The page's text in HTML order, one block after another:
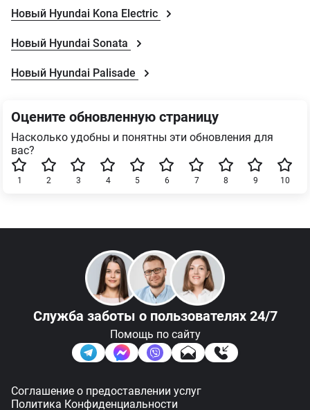
Новый Hyundai Kona Electric
Новый Hyundai Sonata
Новый Hyundai Palisade
Оцените обновленную страницу
Насколько удобны и понятны эти обновления для
вас?
10
9
8
7
6
5
4
3
2
1
Служба заботы о пользователях 24/7
Помощь по сайту
Соглашение о предоставлении услуг
Политика Конфиденциальности